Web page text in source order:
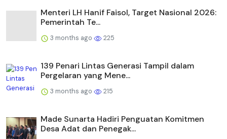
Menteri LH Hanif Faisol, Target Nasional 2026:
Pemerintah Te...
3 months ago 225
139 Penari Lintas Generasi Tampil dalam
Pergelaran yang Mene...
3 months ago 215
Made Sunarta Hadiri Penguatan Komitmen
Desa Adat dan Penegak...